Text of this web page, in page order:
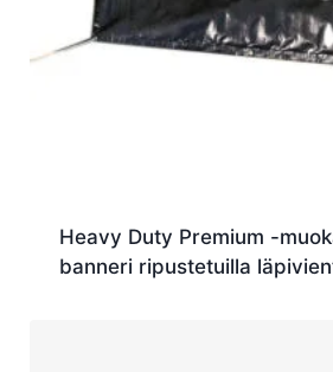
Heavy Duty Premium -
banneri ripustetuilla